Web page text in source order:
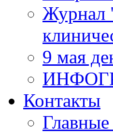
Журнал
9 мая
Контакты